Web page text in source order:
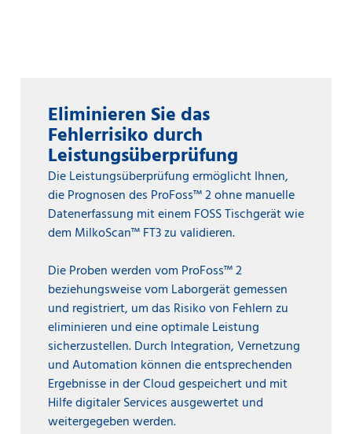
Eliminieren Sie das
Fehlerrisiko durch
Leistungsüberprüfung
Die Leistungsüberprüfung ermöglicht Ihnen,
die Prognosen des ProFoss™ 2 ohne manuelle
Datenerfassung mit einem FOSS Tischgerät wie
dem MilkoScan™ FT3 zu validieren.
Die Proben werden vom ProFoss™ 2
beziehungsweise vom Laborgerät gemessen
und registriert, um das Risiko von Fehlern zu
eliminieren und eine optimale Leistung
sicherzustellen. Durch Integration, Vernetzung
und Automation können die entsprechenden
Ergebnisse in der Cloud gespeichert und mit
Hilfe digitaler Services ausgewertet und
weitergegeben werden.